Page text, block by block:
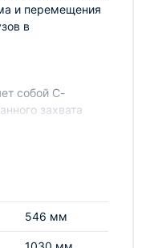
и перемещения
в
собой С-
захвата
крюку
по высоте.
546 мм